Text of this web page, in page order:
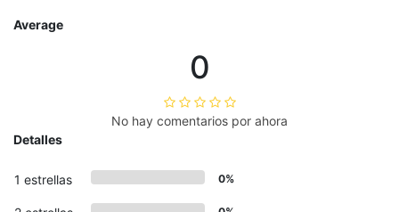
Average
0
No hay comentarios por ahora
Detalles
1 estrellas 0%